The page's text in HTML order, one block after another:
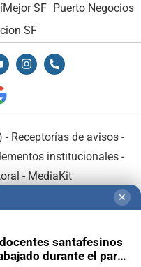
SF Puerto Negocios
SF
- Receptorías de avisos -
institucionales-
- MediaKit
✕
santafesinos
durante el paro